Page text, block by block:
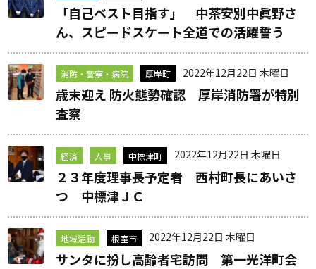
「自己ベスト目指す」 中茶安別中眞野さ
ん、スピードスケート全道での活躍誓う
消防・警察・病院 厚岸町 2022年12月22日 木曜日
歳末迎え 防火態勢確認 厚岸消防署が特別
査察
経済 人事 中標津町 2022年12月22日 木曜日
２３年度理事長予定者 西村町長にあいさ
つ 中標津ＪＣ
地域活動 根室市 2022年12月22日 木曜日
サンタに扮し高齢者宅訪問 第一光洋町会